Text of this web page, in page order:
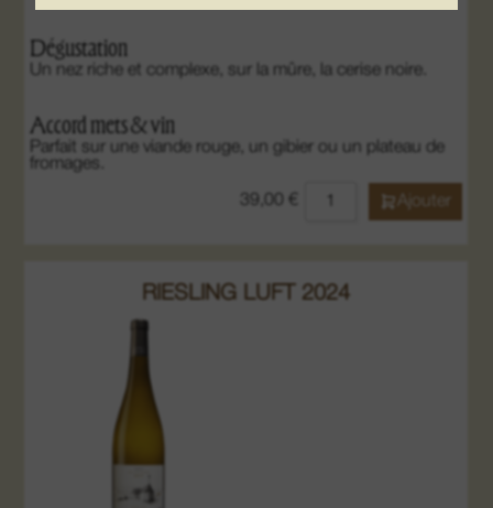
Dégustation
Un nez riche et complexe, sur la mûre, la cerise noire.
Accord mets & vin
Parfait sur une viande rouge, un gibier ou un plateau de
fromages.
39,00 € Ajouter
RIESLING LUFT 2024